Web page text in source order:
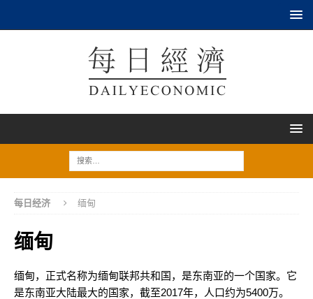
每日经济 缅甸
缅甸
缅甸，正式名称为缅甸联邦共和国，是东南亚的一个国家。它
是东南亚大陆最大的国家，截至2017年，人口约为5400万。